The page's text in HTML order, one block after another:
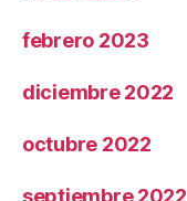
febrero 2023
diciembre 2022
octubre 2022
septiembre 2022